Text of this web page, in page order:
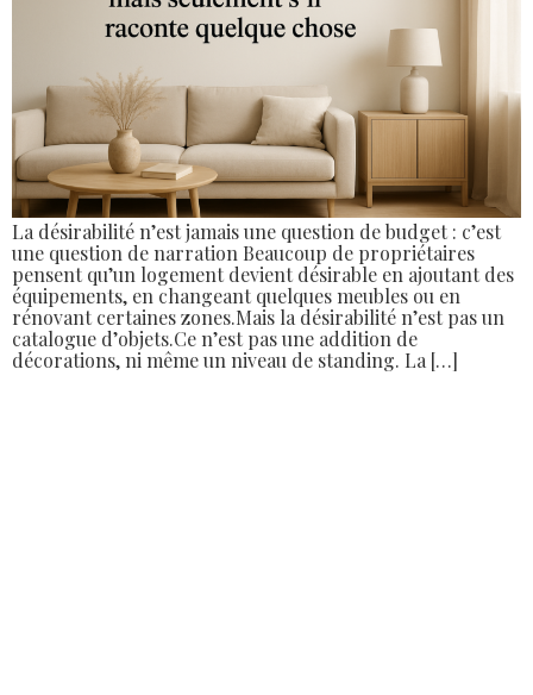
La désirabilité n’est jamais une question de budget : c’est
une question de narration Beaucoup de propriétaires
pensent qu’un logement devient désirable en ajoutant des
équipements, en changeant quelques meubles ou en
rénovant certaines zones.Mais la désirabilité n’est pas un
catalogue d’objets.Ce n’est pas une addition de
décorations, ni même un niveau de standing. La […]